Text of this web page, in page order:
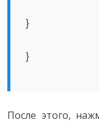
}
}
После этого,